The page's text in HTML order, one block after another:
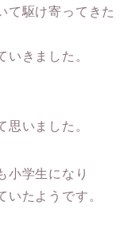
て駆け寄ってきた
きました。
いました。
小学生になり
たようです。